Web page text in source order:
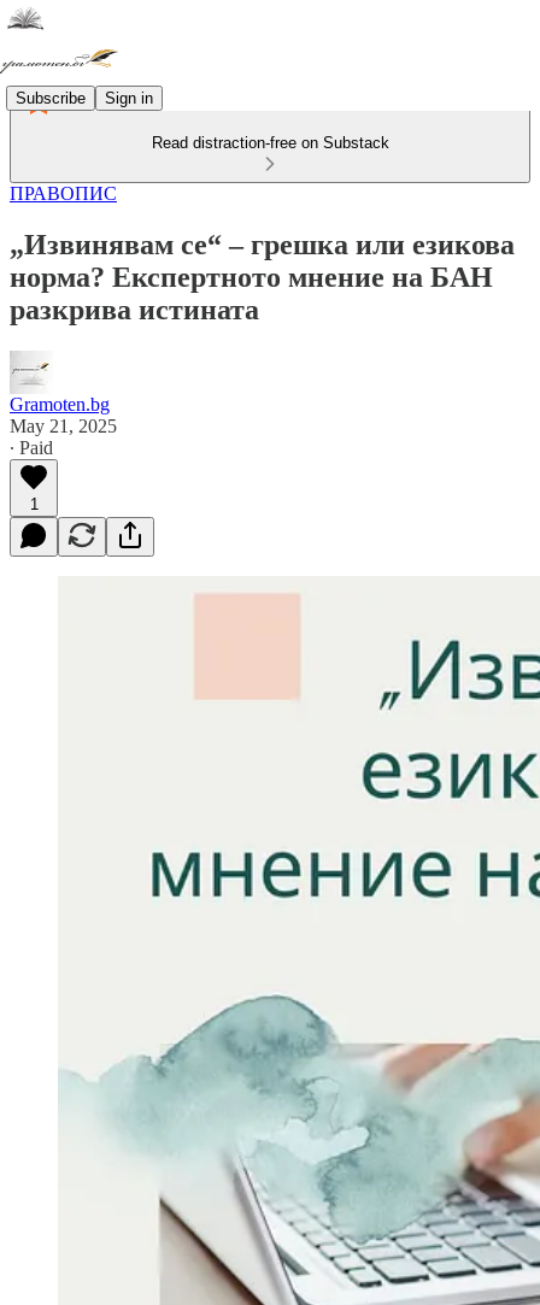
Subscribe Sign in
Read distraction-free on Substack
ПРАВОПИС
„Извинявам се“ – грешка или езикова
норма? Експертното мнение на БАН
разкрива истината
Gramoten.bg
May 21, 2025
∙ Paid
1